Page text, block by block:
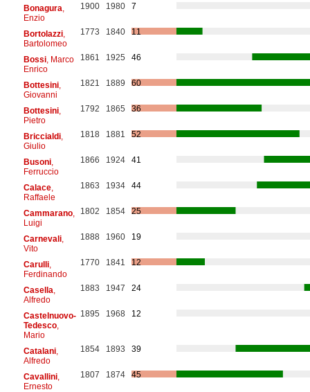
Bonagura
Enzio
1900 1980 7
Bortolazzi,
Bartolomeo
1773 1840 11
Bossi, Marco
Enrico
1861 1925 46
Bottesini,
Giovanni
1821 1889 60
Bottesini,
Pietro
1792 1865 36
Briccialdi,
Giulio
1818 1881 52
Busoni,
Ferruccio
1866 1924 41
Calace,
Raffaele
1863 1934 44
Cammarano,
Luigi
1802 1854 25
Carnevali,
Vito
1888 1960 19
Carulli,
Ferdinando
1770 1841 12
Casella
Alfredo
1883 1947 24
Castelnuovo-
Tedesco,
Mario
1895 1968 12
Catalani,
Alfredo
1854 1893 39
Cavallini,
Ernesto
1807 1874 45